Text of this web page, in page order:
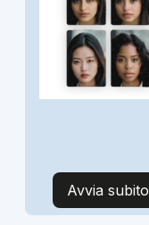
Avvia